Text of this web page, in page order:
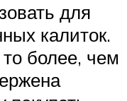
для
калиток.
более, чем